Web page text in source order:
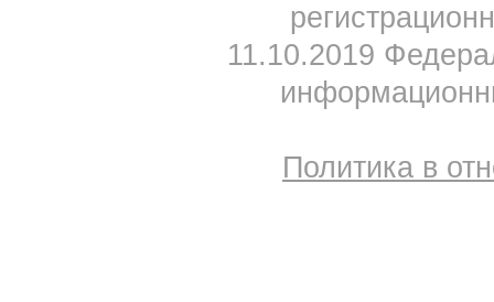
11.10.2019
Политика в